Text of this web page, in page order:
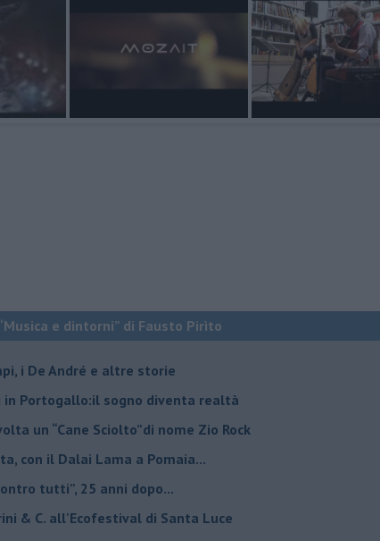
e dintorni” di Fausto Pirìto
i De André e altre storie
in Portogallo:il sogno diventa realtà
un “Cane Sciolto”di nome Zio Rock
con il Dalai Lama a Pomaia...
tutti”, 25 anni dopo...
& C. all'Ecofestival di Santa Luce